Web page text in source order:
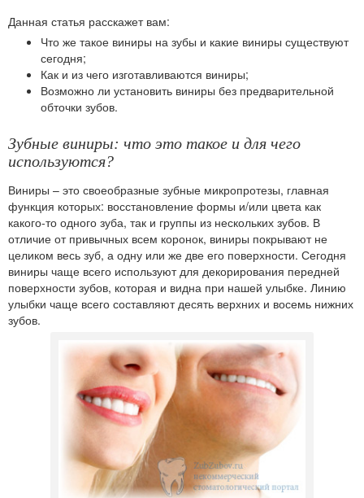
Данная статья расскажет вам:
Что же такое виниры на зубы и какие виниры существуют
сегодня;
Как и из чего изготавливаются виниры;
Возможно ли установить виниры без предварительной
обточки зубов.
Зубные виниры: что это такое и для чего
используются?
Виниры – это своеобразные зубные микропротезы, главная
функция которых: восстановление формы и/или цвета как
какого-то одного зуба, так и группы из нескольких зубов. В
отличие от привычных всем коронок, виниры покрывают не
целиком весь зуб, а одну или же две его поверхности. Сегодня
виниры чаще всего используют для декорирования передней
поверхности зубов, которая и видна при нашей улыбке. Линию
улыбки чаще всего составляют десять верхних и восемь нижних
зубов.